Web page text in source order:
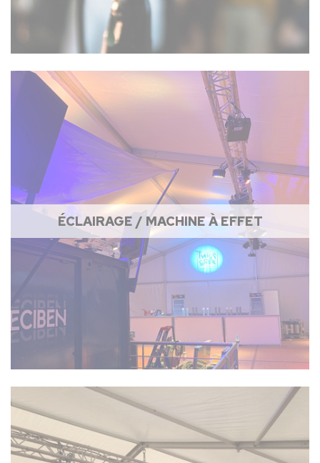
ÉCLAIRAGE / MACHINE À EFFET